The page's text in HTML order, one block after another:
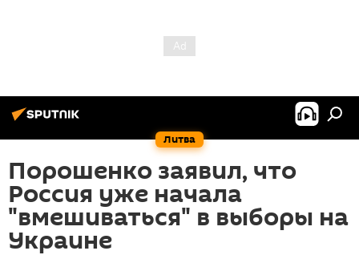
Литва
Порошенко заявил, что
Россия уже начала
"вмешиваться" в выборы на
Украине